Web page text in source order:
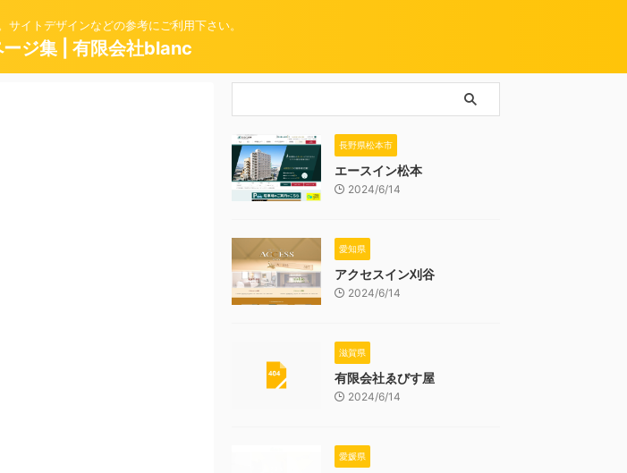
イトデザインなどの参考にご利用下さい。
ジ集 | 有限会社blanc
長野県松本市
エースイン松本
2024/6/14
愛知県
アクセスイン刈谷
2024/6/14
滋賀県
有限会社ゑびす屋
2024/6/14
愛媛県